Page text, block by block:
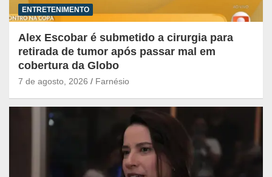
ENTRETENIMENTO
Alex Escobar é submetido a cirurgia para
retirada de tumor após passar mal em
cobertura da Globo
7 de agosto, 2026 Farnésio